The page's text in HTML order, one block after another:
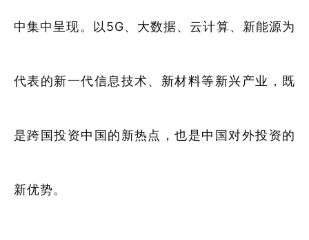
中集中呈现。以5G、大数据、云计算、新能源为
代表的新一代信息技术、新材料等新兴产业，既
是跨国投资中国的新热点，也是中国对外投资的
新优势。